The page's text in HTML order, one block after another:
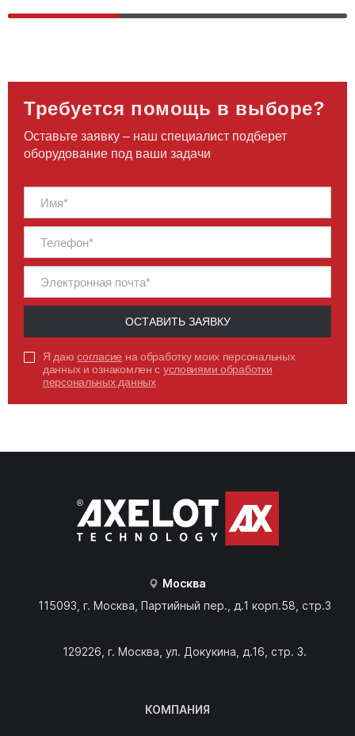
PM351
Требуется помощь в выборе?
Оставьте заявку – наш специалист подберет
оборудование под ваши задачи
ОСТАВИТЬ ЗАЯВКУ
Я даюсогласие на обработку моих персональных
данных и ознакомлен с условиями обработки
персональных данных
Москва
115093, г. Москва, Партийный пер., д.1 корп.58, стр.3
129226, г. Москва, ул. Докукина, д.16, стр. 3.
КОМПАНИЯ